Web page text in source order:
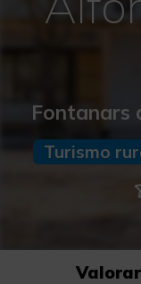
Fontanars
Turismo
Valorar